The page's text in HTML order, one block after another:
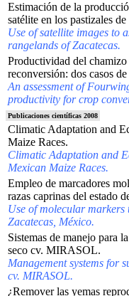
Estimación de la
satélite en los pastizales de
Use of satellite images to
rangelands of Zacatecas.
Productividad del
reconversión: dos casos
An assessment of
productivity for crop
Publicaciones científicas 2008
Climatic Adaptation and
Maize Races.
Climatic Adaptation and
Mexican Maize Races.
Empleo de marcadores
razas caprinas del estado
Use of molecular markers
Zacatecas, México.
Sistemas de manejo para
seco cv. MIRASOL.
Management systems for
cv. MIRASOL.
¿Remover las yemas